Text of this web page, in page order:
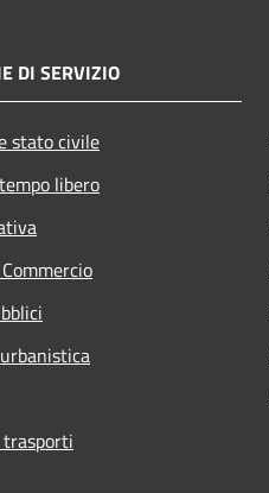
DI SERVIZIO
stato civile
libero